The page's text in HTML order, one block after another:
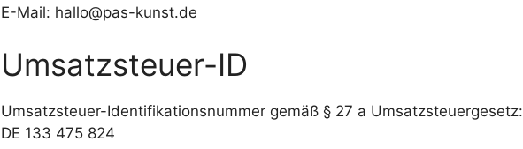
E-Mail: hallo@pas-kunst.de
Umsatzsteuer-ID
Umsatzsteuer-Identifikationsnummer gemäß § 27 a Umsatzsteuergesetz:
DE 133 475 824